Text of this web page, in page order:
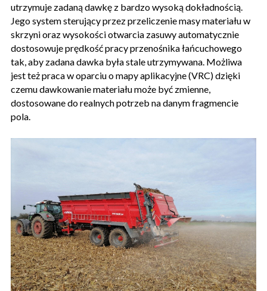
utrzymuje zadaną dawkę z bardzo wysoką dokładnością.
Jego system sterujący przez przeliczenie masy materiału w
skrzyni oraz wysokości otwarcia zasuwy automatycznie
dostosowuje prędkość pracy przenośnika łańcuchowego
tak, aby zadana dawka była stale utrzymywana. Możliwa
jest też praca w oparciu o mapy aplikacyjne (VRC) dzięki
czemu dawkowanie materiału może być zmienne,
dostosowane do realnych potrzeb na danym fragmencie
pola.